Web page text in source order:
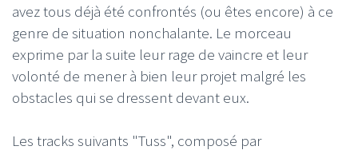
avez tous déjà été confrontés (ou êtes encore) à ce
genre de situation nonchalante. Le morceau
exprime par la suite leur rage de vaincre et leur
volonté de mener à bien leur projet malgré les
obstacles qui se dressent devant eux.
Les tracks suivants "Tuss", composé par